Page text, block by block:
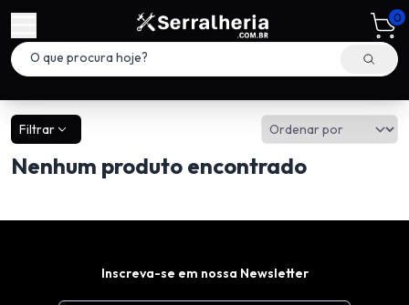
0
Filtrar
Nenhum produto encontrado
Inscreva-se em nossa Newsletter